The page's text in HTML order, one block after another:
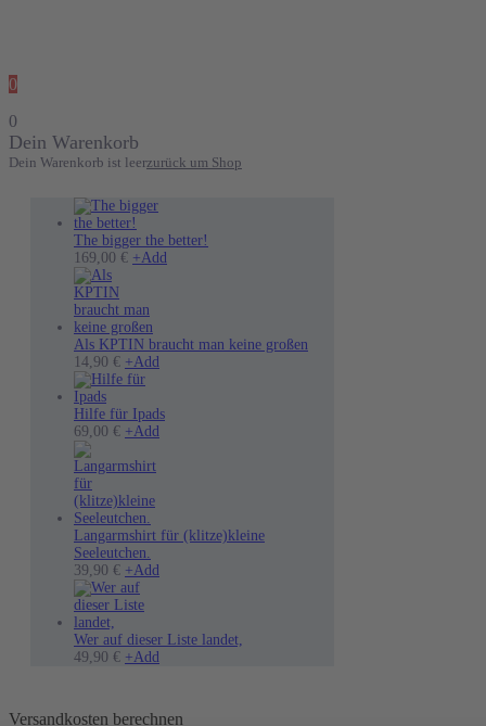
0
0
Dein Warenkorb
Dein Warenkorb ist leerzurück um Shop
The bigger the better!
169,00 € +Add
Als KPTIN braucht man keine großen
14,90 € +Add
Hilfe für Ipads
69,00 € +Add
Die
gewählt
Langarmshirt für (klitze)kleine
Seeleutchen.
39,90 € +Add
Varianten
Wer auf dieser Liste landet,
49,90 € +Add
Versandkosten berechnen